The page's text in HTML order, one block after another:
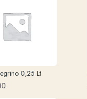
0,25 Lt